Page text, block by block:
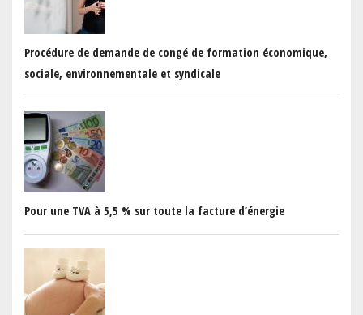
Procédure de demande de congé de formation économique,
sociale, environnementale et syndicale
Pour une TVA à 5,5 % sur toute la facture d’énergie